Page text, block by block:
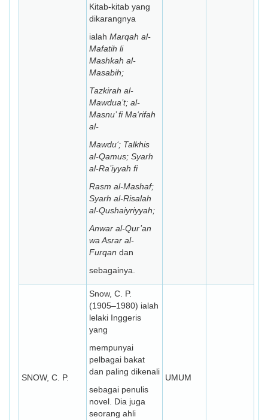
Kitab-kitab yang
dikarangnya
ialah Marqah al-
Mafatih li
Mashkah al-
Masabih;
Tazkirah al-
Mawdua’t; al-
Masnu’ fi Ma‘rifah
al-
Mawdu‘; Talkhis
al-Qamus; Syarh
al-Ra’iyyah fi
Rasm al-Mashaf;
Syarh al-Risalah
al-Qushaiyriyyah;
Anwar al-Qur’an
wa Asrar al-
Furqan dan
sebagainya.
SNOW, C. P.
Snow, C. P.
(1905–1980) ialah
lelaki Inggeris
yang
mempunyai
pelbagai bakat
dan paling dikenali
sebagai penulis
novel. Dia juga
seorang ahli
UMUM